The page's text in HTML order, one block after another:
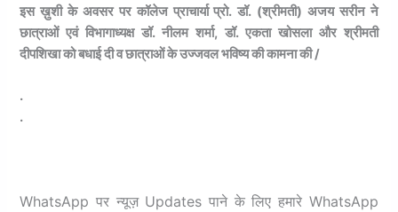
इस ख़ुशी के अवसर पर कॉलेज प्राचार्या प्रो. डॉ. (श्रीमती) अजय सरीन ने
छात्राओं एवं विभागाध्यक्ष डॉ. नीलम शर्मा, डॉ. एकता खोसला और श्रीमती
दीपशिखा को बधाई दी व छात्राओं के उज्जवल भविष्य की कामना की /
.
.
WhatsApp पर न्यूज़ Updates पाने के लिए हमारे WhatsApp